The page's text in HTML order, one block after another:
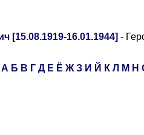
[15.08.1919-16.01.1944] -
А Б В Г Д Е Ё Ж З И Й К Л М Н